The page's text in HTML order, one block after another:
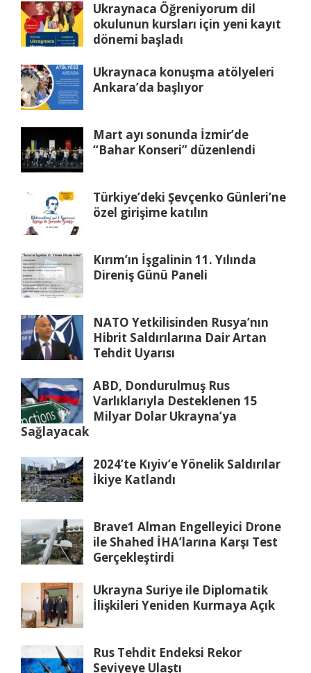
Ukraynaca Öğreniyorum dil
okulunun kursları için yeni kayıt
dönemi başladı
Ukraynaca konuşma atölyeleri
Ankara’da başlıyor
Mart ayı sonunda İzmir’de
“Bahar Konseri” düzenlendi
Türkiye’deki Şevçenko Günleri’ne
özel girişime katılın
Kırım’ın İşgalinin 11. Yılında
Direniş Günü Paneli
NATO Yetkilisinden Rusya’nın
Hibrit Saldırılarına Dair Artan
Tehdit Uyarısı
ABD, Dondurulmuş Rus
Varlıklarıyla Desteklenen 15
Milyar Dolar Ukrayna’ya
Sağlayacak
2024’te Kıyiv’e Yönelik Saldırılar
İkiye Katlandı
Brave1 Alman Engelleyici Drone
ile Shahed İHA’larına Karşı Test
Gerçekleştirdi
Ukrayna Suriye ile Diplomatik
İlişkileri Yeniden Kurmaya Açık
Rus Tehdit Endeksi Rekor
Seviyeye Ulaştı